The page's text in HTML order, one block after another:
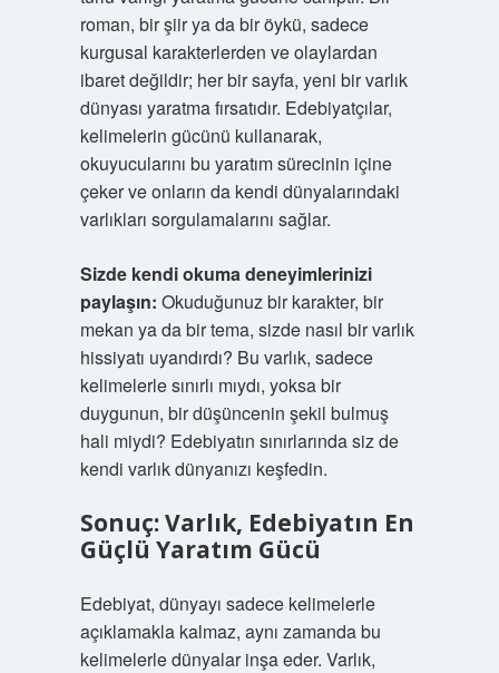
roman, bir şiir ya da bir öykü, sadece
kurgusal karakterlerden ve olaylardan
ibaret değildir; her bir sayfa, yeni bir varlık
dünyası yaratma fırsatıdır. Edebiyatçılar,
kelimelerin gücünü kullanarak,
okuyucularını bu yaratım sürecinin içine
çeker ve onların da kendi dünyalarındaki
varlıkları sorgulamalarını sağlar.
Sizde kendi okuma deneyimlerinizi
paylaşın: Okuduğunuz bir karakter, bir
mekan ya da bir tema, sizde nasıl bir varlık
hissiyatı uyandırdı? Bu varlık, sadece
kelimelerle sınırlı mıydı, yoksa bir
duygunun, bir düşüncenin şekil bulmuş
hali miydi? Edebiyatın sınırlarında siz de
kendi varlık dünyanızı keşfedin.
Sonuç: Varlık, Edebiyatın En
Güçlü Yaratım Gücü
Edebiyat, dünyayı sadece kelimelerle
açıklamakla kalmaz, aynı zamanda bu
kelimelerle dünyalar inşa eder. Varlık,